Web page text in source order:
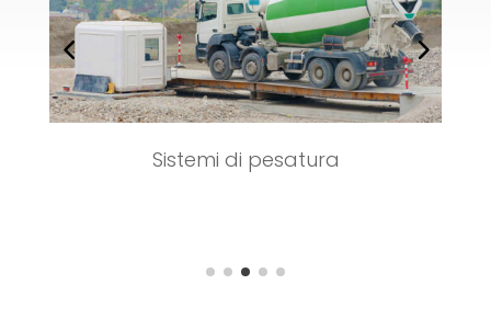
Sistemi di pesatura